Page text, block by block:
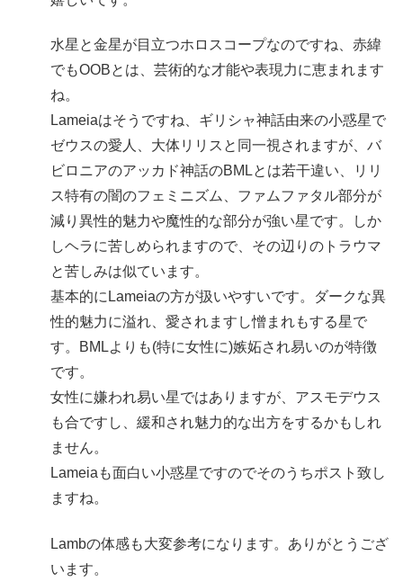
水星と金星が目立つホロスコープなのですね、赤緯
でもOOBとは、芸術的な才能や表現力に恵まれます
ね。
Lameiaはそうですね、ギリシャ神話由来の小惑星で
ゼウスの愛人、大体リリスと同一視されますが、バ
ビロニアのアッカド神話のBMLとは若干違い、リリ
ス特有の闇のフェミニズム、ファムファタル部分が
減り異性的魅力や魔性的な部分が強い星です。しか
しヘラに苦しめられますので、その辺りのトラウマ
と苦しみは似ています。
基本的にLameiaの方が扱いやすいです。ダークな異
性的魅力に溢れ、愛されますし憎まれもする星で
す。BMLよりも(特に女性に)嫉妬され易いのが特徴
です。
女性に嫌われ易い星ではありますが、アスモデウス
も合ですし、緩和され魅力的な出方をするかもしれ
ません。
Lameiaも面白い小惑星ですのでそのうちポスト致し
ますね。
Lambの体感も大変参考になります。ありがとうござ
います。